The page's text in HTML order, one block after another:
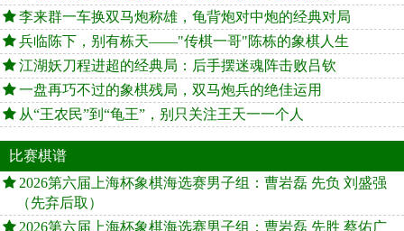
李来群一车换双马炮称雄，龟背炮对中炮的经典对局
兵临陈下，别有栋天——"传棋一哥"陈栋的象棋人生
江湖妖刀程进超的经典局：后手摆迷魂阵击败吕钦
一盘再巧不过的象棋残局，双马炮兵的绝佳运用
从“王农民”到“龟王”，别只关注王天一一个人
比赛棋谱
2026第六届上海杯象棋海选赛男子组：曹岩磊 先负 刘盛强
（先弃后取）
2026第六届上海杯象棋海选赛男子组：曹岩磊 先胜 蔡佑广